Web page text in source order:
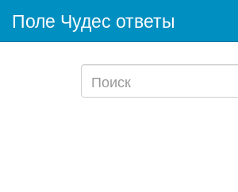
Поле Чудес ответы